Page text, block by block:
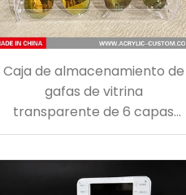
Caja de almacenamiento de
gafas de vitrina
transparente de 6 capas
para gafas soporte de mesa